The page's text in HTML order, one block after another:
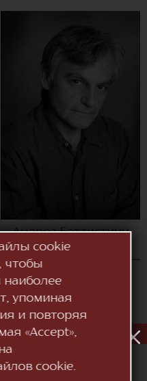
cookie
чтобы
наиболее
упоминая
и повторяя
«Accept»,
cookie.
Андреа Баттистини